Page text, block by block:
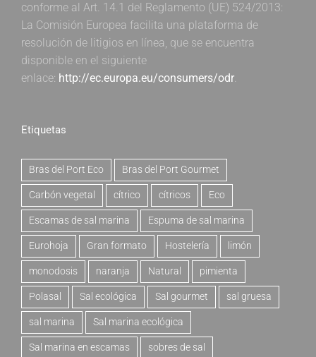
conforme al Art. 14.1 del Reglamento (UE) 524/2013:
La Comisión Europea facilita una plataforma de
resolución de litigios en línea, que se encuentra
disponible en el siguiente
enlace: http://ec.europa.eu/consumers/odr.
Etiquetas
Bras del Port Eco Bras del Port Gourmet
Carbón vegetal cítrico cítricos Eco
Escamas de sal marina Espuma de sal marina
Eurohoja Gran formato Hostelería limón
monodosis naranja Natural pimienta
Polasal Sal ecológica Sal gourmet sal gruesa
sal marina Sal marina ecológica
Sal marina en escamas sobres de sal